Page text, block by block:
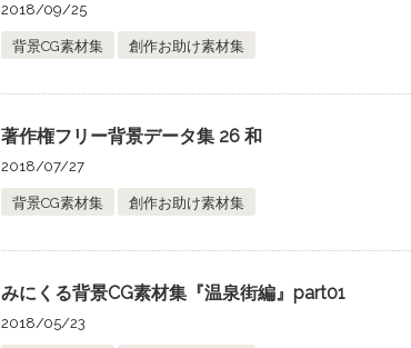
2018/09/25
背景CG素材集 創作お助け素材集
著作権フリー背景データ集 26 和
2018/07/27
背景CG素材集 創作お助け素材集
みにくる背景CG素材集『温泉街編』part01
2018/05/23